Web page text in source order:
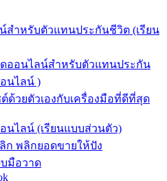
สำหรับตัวแทนประกันชีวิต (เรียน
ออนไลน์สำหรับตัวแทนประกัน
นไลน์ )
ด้วยตัวเองกับเครื่องมือที่ดีที่สุด
นไลน์ (เรียนแบบส่วนตัว)
ก พลิกยอดขายให้ปัง
บมือวาด